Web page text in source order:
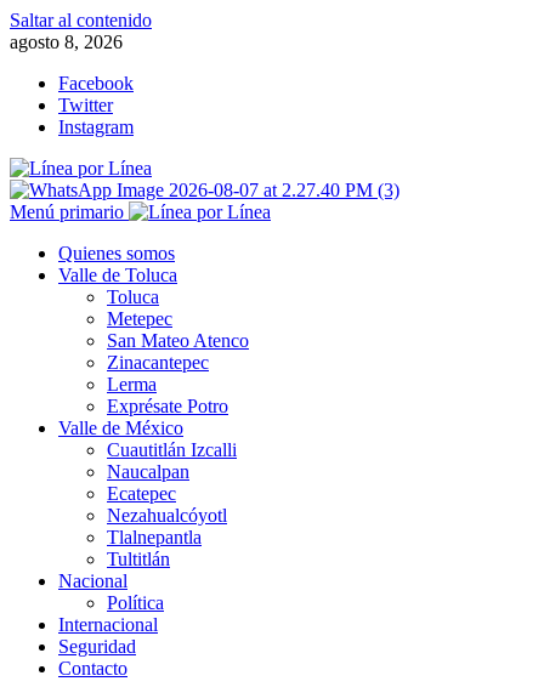
Saltar al contenido
agosto 8, 2026
Facebook
Twitter
Instagram
Menú primario
Quienes somos
Valle de Toluca
Toluca
Metepec
San Mateo Atenco
Zinacantepec
Lerma
Exprésate Potro
Valle de México
Cuautitlán Izcalli
Naucalpan
Ecatepec
Nezahualcóyotl
Tlalnepantla
Tultitlán
Nacional
Política
Internacional
Seguridad
Contacto